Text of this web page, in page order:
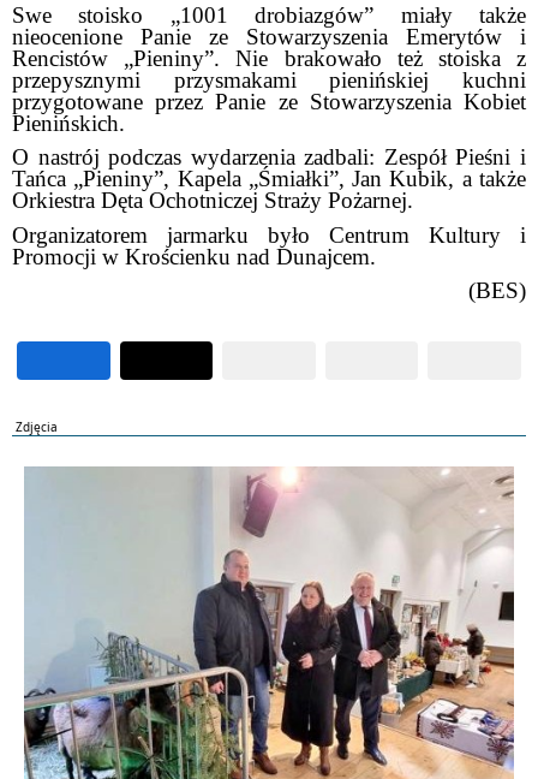
Swe stoisko „1001 drobiazgów” miały także
nieocenione Panie ze Stowarzyszenia Emerytów i
Rencistów „Pieniny”. Nie brakowało też stoiska z
przepysznymi przysmakami pienińskiej kuchni
przygotowane przez Panie ze Stowarzyszenia Kobiet
Pienińskich.
O nastrój podczas wydarzenia zadbali: Zespół Pieśni i
Tańca „Pieniny”, Kapela „Śmiałki”, Jan Kubik, a także
Orkiestra Dęta Ochotniczej Straży Pożarnej.
Organizatorem jarmarku było Centrum Kultury i
Promocji w Krościenku nad Dunajcem.
(BES)
Zdjęcia